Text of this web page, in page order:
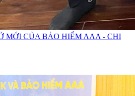
MỚI CỦA BẢO HIỂM AAA - CHI